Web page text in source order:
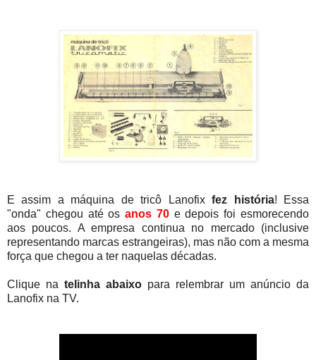
E assim a máquina de tricô Lanofixfez história! Essa
"onda" chegou até osanos 70 e depois foi esmorecendo
aos poucos. A empresa continua no mercado (inclusive
representando marcas estrangeiras), mas não com a mesma
força que chegou a ter naquelas décadas.
Clique na telinha abaixo para relembrar um anúncio da
Lanofix na TV.